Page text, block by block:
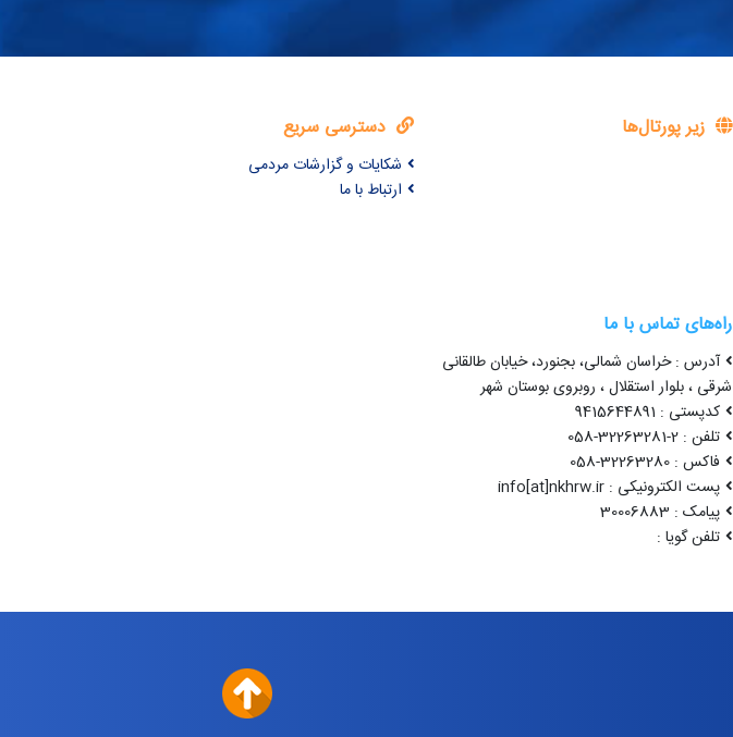
زیر پورتال‌ها دسترسی سریع
شکایات و گزارشات مردمی
ارتباط با ما
راه‌های تماس با ما
آدرس : خراسان شمالی، بجنورد، خیابان طالقانی
شرقی ، بلوار استقلال ، روبروی بوستان شهر
کدپستی : 9415644891
تلفن : 2-32263281-058
فاکس : 32263280-058
پست الکترونیکی : info[at]nkhrw.ir
پیامک : 30006883
تلفن گویا :